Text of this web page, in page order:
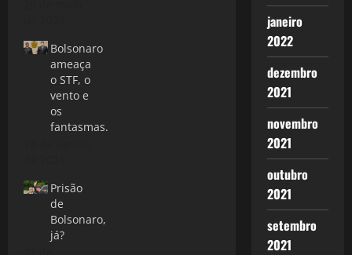
Bolsonaro
ameaça
o STF, o
vento e
os
fantasmas.
Prisão
de
Bolsonaro,
já?
janeiro
2022
dezembro
2021
novembro
2021
outubro
2021
setembro
2021